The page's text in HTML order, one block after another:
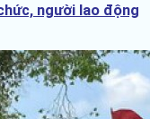
người lao động